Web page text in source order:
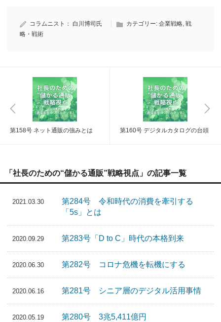
コラムニスト： 白川博司氏 カテゴリー: 企業戦略, 戦
略・戦術
第158号 ネット通販の強みとは 第160号 デジタルカタログの台頭
「社長のための“儲かる通販”戦略視点」の記事一覧
2021.03.30
第284号 令和時代の消費を牽引する
「5s」とは
2020.09.29 第283号「D to C」時代の本格到来
2020.06.30 第282号 コロナ危機を転機にする
2020.06.16 第281号 シニア層のデジタル活用事情
2020.05.19 第280号 3兆5,411億円